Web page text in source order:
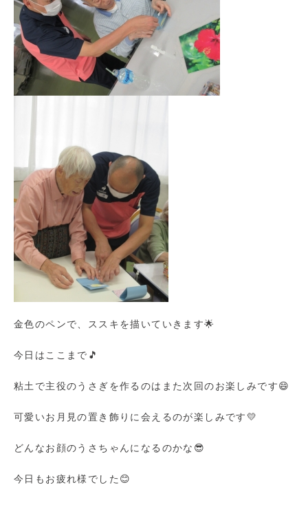
金色のペンで、ススキを描いていきます🌟
今日はここまで🎵
粘土で主役のうさぎを作るのはまた次回のお楽しみです😄
可愛いお月見の置き飾りに会えるのが楽しみです💛
どんなお顔のうさちゃんになるのかな😎
今日もお疲れ様でした😊